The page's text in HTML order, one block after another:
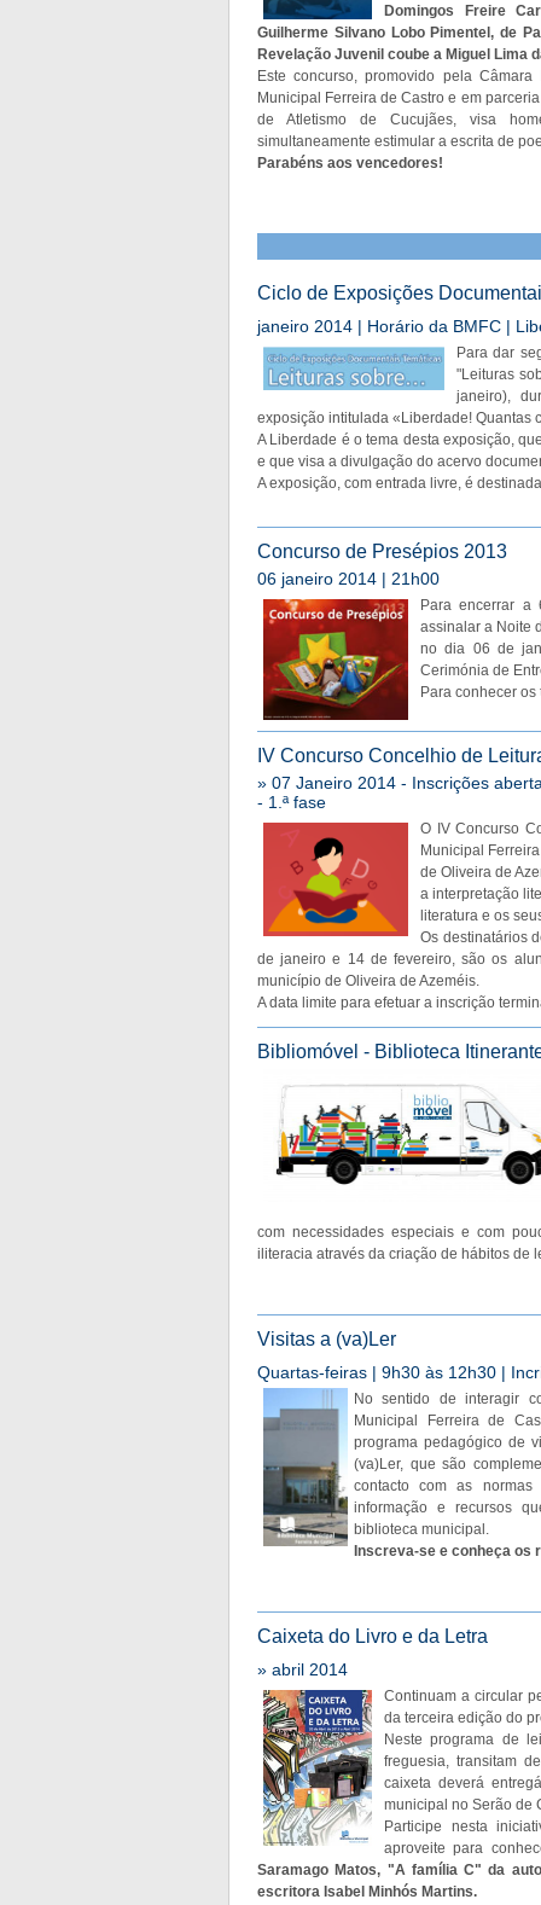
Domingos Freire
Guilherme Silvano Lobo Pimentel, de
Revelação Juvenil coube a Miguel Lima
Este concurso, promovido pela
Municipal Ferreira de Castro e em
de Atletismo de Cucujães, visa
simultaneamente estimular a escrita de
Parabéns aos vencedores!
Ciclo de Exposições
janeiro 2014 | Horário da BMFC |
Para dar
"Leituras
janeiro),
exposição intitulada «Liberdade! Quantas
A Liberdade é o tema desta exposição,
e que visa a divulgação do acervo
A exposição, com entrada livre, é
Concurso de Presépios 2013
06 janeiro 2014 | 21h00
Para encerrar a
assinalar a Noite
no dia 06 de
Cerimónia de
Para conhecer
IV Concurso Concelhio de
» 07 Janeiro 2014 - Inscrições
- 1.ª fase
O IV Concurso
Municipal
de Oliveira de
a interpretação
literatura e os
Os destinatários
de janeiro e 14 de fevereiro, são os
município de Oliveira de Azeméis.
A data limite para efetuar a inscrição
Bibliomóvel - Biblioteca
com necessidades especiais e com
iliteracia através da criação de hábitos de
Visitas a (va)Ler
Quartas-feiras | 9h30 às 12h30 |
No sentido de interagir
Municipal Ferreira de
programa pedagógico de
(va)Ler, que são
contacto com as
informação e recursos
biblioteca municipal.
Inscreva-se e conheça os
Caixeta do Livro e da Letra
» abril 2014
Continuam a circular
da terceira edição do
Neste programa de
freguesia, transitam
caixeta deverá
municipal no Serão de
Participe nesta
aproveite para
Saramago Matos, "A família C" da
escritora Isabel Minhós Martins.